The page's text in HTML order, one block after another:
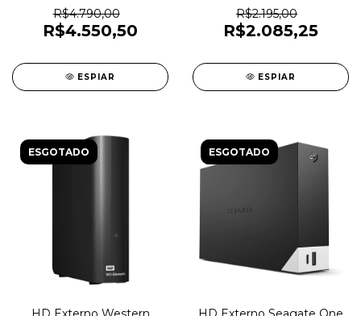
STKP28000400 - 7619
R$4.790,00
R$4.550,50
ESPIAR
STLC8000400 - 7429
R$2.195,00
R$2.085,25
ESPIAR
ESGOTADO ESGOTADO